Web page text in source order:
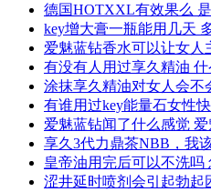
德国HOTXXL有效果么
key增大膏一瓶能用几天
爱魅蓝钻香水可以让女人
有没有人用过享久精油
涂抹享久精油对女人会不
有谁用过key能量石女性
爱魅蓝钻闻了什么感觉
享久3代力鼎茶NBB，我
皇帝油用完后可以不洗吗
涩井延时喷剂会引起勃起